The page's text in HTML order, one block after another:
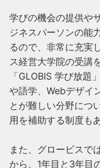
学びの機会の提供や
ジネスパーソンの能
るので、非常に充実
ス経営大学院の受講
「GLOBIS 学び放題
や語学、Webデザイ
とが難しい分野につ
用を補助する制度も
また、グロービスで
から、1年目と3年目